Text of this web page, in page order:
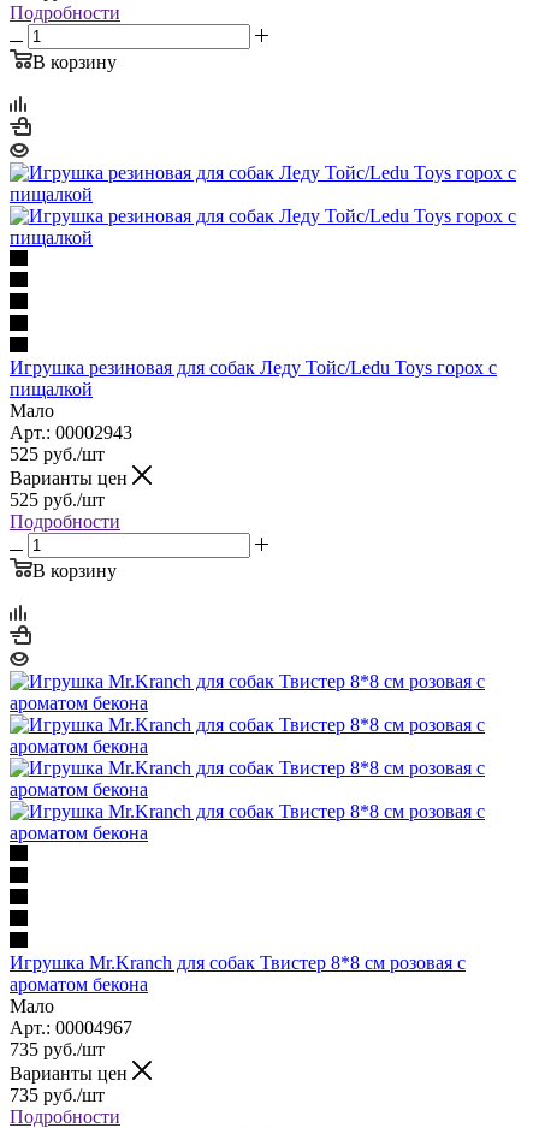
Подробности
В корзину
Игрушка резиновая для собак Леду Тойс/Ledu Toys горох с
пищалкой
Мало
Арт.: 00002943
525 руб./шт
Варианты цен
525 руб./шт
Подробности
В корзину
Игрушка Mr.Kranch для собак Твистер 8*8 см розовая с
ароматом бекона
Мало
Арт.: 00004967
735 руб./шт
Варианты цен
735 руб./шт
Подробности